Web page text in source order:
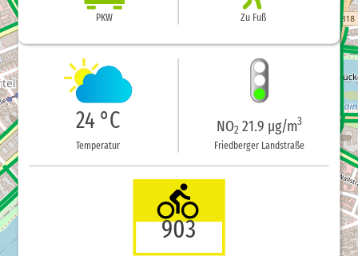
PKW Zu Fuß
24 °C
Temperatur
NO2 21.9 µg/m3
Friedberger Landstraße
903